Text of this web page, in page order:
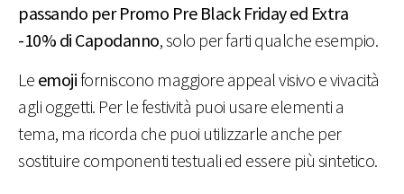
passando per Promo Pre Black Fridayed Extra
-10% di Capodanno, solo per farti qualche esempio.
Le emojiforniscono maggiore appeal visivo e vivacità
agli oggetti. Per le festività puoi usare elementi a
tema, ma ricorda che puoi utilizzarle anche per
sostituire componenti testuali ed essere più sintetico.